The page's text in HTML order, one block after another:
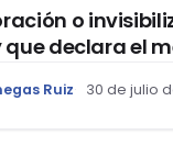
o
que declara el
de la Vida y la
Ruiz 30 de julio